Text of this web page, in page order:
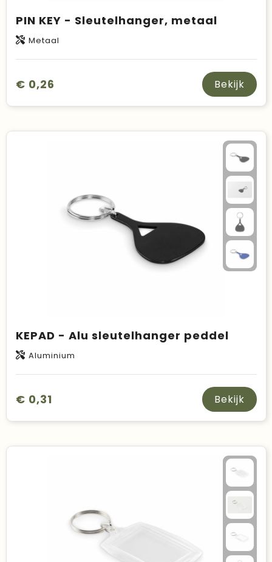
PIN KEY - Sleutelhanger, metaal
Metaal
€ 0,26 Bekijk
KEPAD - Alu sleutelhanger peddel
Aluminium
€ 0,31 Bekijk